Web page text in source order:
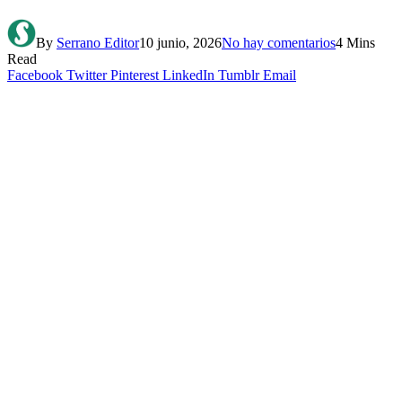
By Serrano Editor10 junio, 2026No hay comentarios4 Mins
Read
Facebook Twitter Pinterest LinkedIn Tumblr Email